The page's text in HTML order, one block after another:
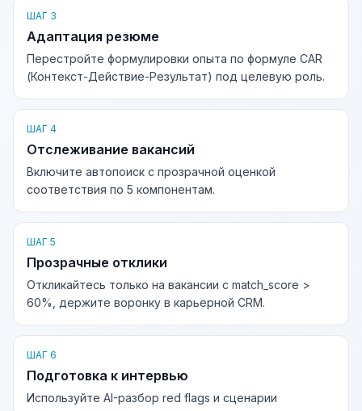
ШАГ 3
Адаптация резюме
Перестройте формулировки опыта по формуле CAR
(Контекст-Действие-Результат) под целевую роль.
ШАГ 4
Отслеживание вакансий
Включите автопоиск с прозрачной оценкой
соответствия по 5 компонентам.
ШАГ 5
Прозрачные отклики
Откликайтесь только на вакансии с match_score >
60%, держите воронку в карьерной CRM.
ШАГ 6
Подготовка к интервью
Используйте AI-разбор red flags и сценарии